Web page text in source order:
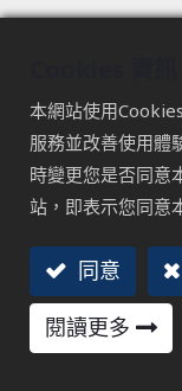
特耐第公司是一
業，並以自有品
展現其產品的性能。
這次，特耐第公司
特耐第公司參與D1
象、擴大品牌影
本網站使用
服務並改善使用體
時變更您是否同意
站，即表示您同意
同意
閱讀更多